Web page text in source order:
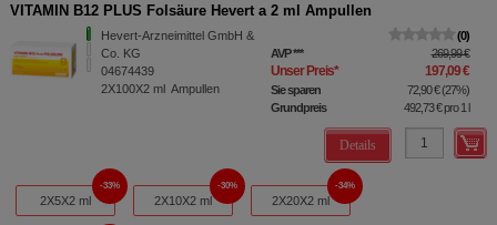
VITAMIN B12 PLUS Folsäure Hevert a 2 ml Ampullen
Hevert-Arzneimittel GmbH &
Co. KG
04674439
2X100X2 ml Ampullen
0
AVP*** 269,99 €
Unser Preis* 197,09 €
Sie sparen 72,90 €(27%)
Grundpreis
492,73 €pro 1 l
Details
2X5X2 ml
33%
2X10X2 ml
30%
2X20X2 ml
34%